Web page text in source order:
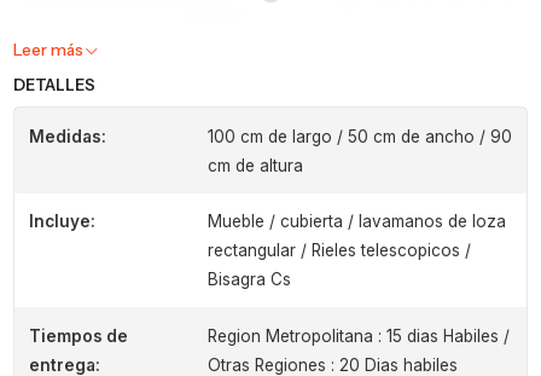
Leer más
DETALLES
Medidas:
100 cm de largo / 50 cm de ancho / 90
cm de altura
Incluye:
Mueble / cubierta / lavamanos de loza
rectangular / Rieles telescopicos /
Bisagra Cs
Tiempos de
entrega:
Region Metropolitana : 15 dias Habiles /
Otras Regiones : 20 Dias habiles